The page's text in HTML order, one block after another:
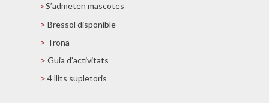
> S’admeten mascotes
> Bressol disponible
> Trona
> Guia d’activitats
> 4 llits supletoris